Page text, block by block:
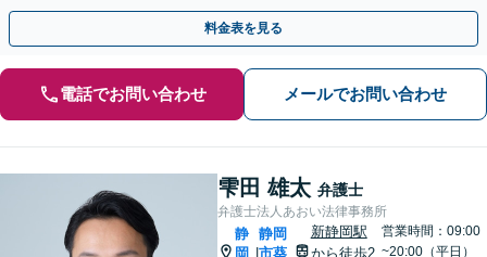
／相続放棄／生前贈与／事業承継」【休日・夜間相談可】
料金表を見る
電話でお問い合わせ メールでお問い合わせ
雫田 雄太 弁護士
弁護士法人あおい法律事務所
静
岡
静岡
市葵
新静岡駅
から徒歩2
営業時間：09:00
~20:00（平日）